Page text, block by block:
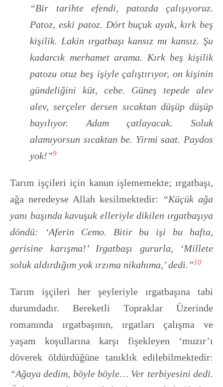
“Bir tarihte efendi, patozda çalışıyoruz.
Patoz, eski patoz. Dört buçuk ayak, kırk beş
kişilik. Lakin ırgatbaşı kansız mı kansız. Şu
kadarcık merhamet arama. Kırk beş kişilik
patozu otuz beş işiyle çalıştırıyor, on kişinin
gündeliğini küt, cebe. Güneş tepede alev
alev, serçeler dersen sıcaktan düşüp düşüp
bayılıyor. Adam çatlayacak. Soluk
alamıyorsun sıcaktan be. Yirmi saat. Paydos
yok!”9
Tarım işçileri için kanun işlememekte; ırgatbaşı,
ağa neredeyse Allah kesilmektedir:
“Küçük ağa
yanı başında kavuşuk elleriyle dikilen ırgatbaşıya
döndü:
‘Aferin Cemo. Bitir bu işi bu hafta,
gerisine karışma!’ Irgatbaşı gururla, ‘Millete
soluk aldırdığım yok ırzıma nikahıma,’dedi.”10
Tarım işçileri her şeyleriyle ırgatbaşına tabi
durumdadır. Bereketli Topraklar Üzerinde
romanında ırgatbaşının, ırgatları çalışma ve
yaşam koşullarına karşı fişekleyen ‘muzır’ı
döverek öldürdüğüne tanıklık edilebilmektedir:
“Ağaya dedim, böyle böyle… Ver terbiyesini dedi.